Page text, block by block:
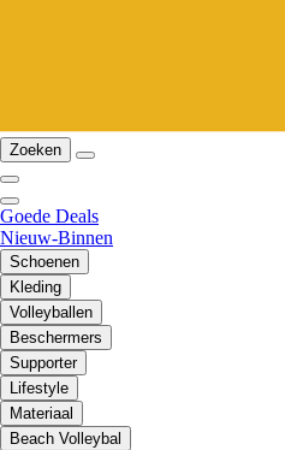
Zoeken
Goede Deals
Nieuw-Binnen
Schoenen
Kleding
Volleyballen
Beschermers
Supporter
Lifestyle
Materiaal
Beach Volleybal